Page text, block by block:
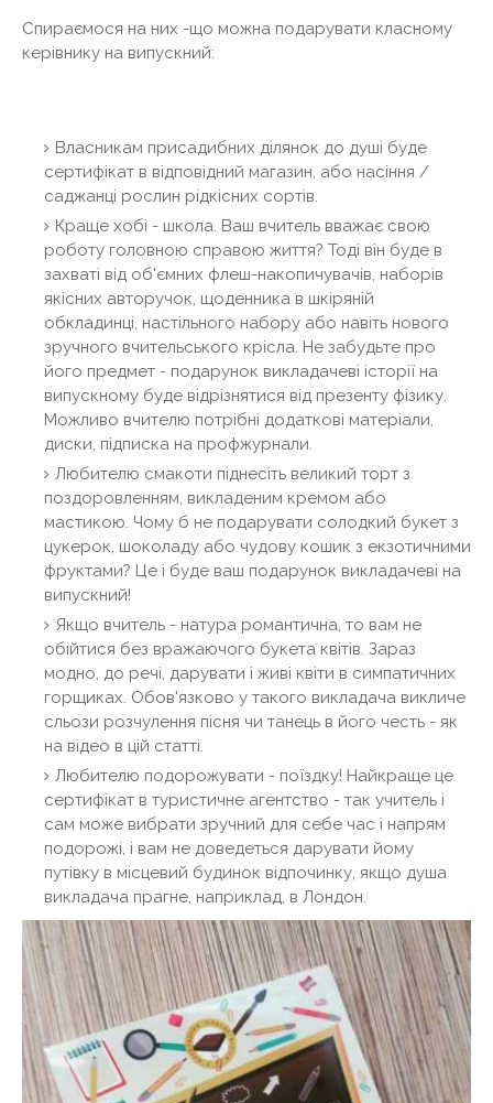
Спираємося на них -що можна подарувати класному
керівнику на випускний:
Власникам присадибних ділянок до душі буде
сертифікат в відповідний магазин, або насіння /
саджанці рослин рідкісних сортів.
Краще хобі - школа. Ваш вчитель вважає свою
роботу головною справою життя? Тоді він буде в
захваті від об'ємних флеш-накопичувачів, наборів
якісних авторучок, щоденника в шкіряній
обкладинці, настільного набору або навіть нового
зручного вчительського крісла. Не забудьте про
його предмет - подарунок викладачеві історії на
випускному буде відрізнятися від презенту фізику.
Можливо вчителю потрібні додаткові матеріали,
диски, підписка на профжурнали.
Любителю смакоти піднесіть великий торт з
поздоровленням, викладеним кремом або
мастикою. Чому б не подарувати солодкий букет з
цукерок, шоколаду або чудову кошик з екзотичними
фруктами? Це і буде ваш подарунок викладачеві на
випускний!
Якщо вчитель - натура романтична, то вам не
обійтися без вражаючого букета квітів. Зараз
модно, до речі, дарувати і живі квіти в симпатичних
горщиках. Обов'язково у такого викладача викличе
сльози розчулення пісня чи танець в його честь - як
на відео в цій статті.
Любителю подорожувати - поїздку! Найкраще це
сертифікат в туристичне агентство - так учитель і
сам може вибрати зручний для себе час і напрям
подорожі, і вам не доведеться дарувати йому
путівку в місцевий будинок відпочинку, якщо душа
викладача прагне, наприклад, в Лондон.